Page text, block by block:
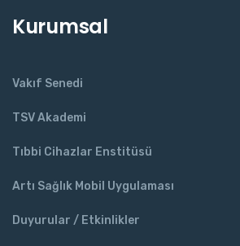
Kurumsal
Vakıf Senedi
TSV Akademi
Tıbbi Cihazlar Enstitüsü
Artı Sağlık Mobil Uygulaması
Duyurular / Etkinlikler